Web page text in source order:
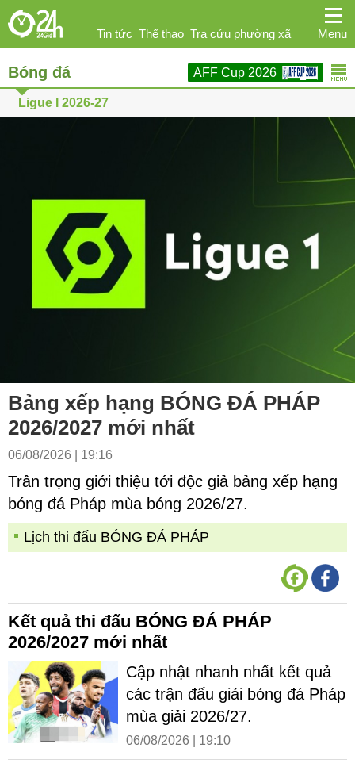
Menu
Tin tức Thể thao Tra cứu phường xã
Kinh doanh Giải trí
Bóng đá AFF Cup 2026
Ligue I 2026-27
Bảng xếp hạng BÓNG ĐÁ PHÁP
2026/2027 mới nhất
06/08/2026 | 19:16
Trân trọng giới thiệu tới độc giả bảng xếp hạng
bóng đá Pháp mùa bóng 2026/27.
Lịch thi đấu BÓNG ĐÁ PHÁP
Kết quả thi đấu BÓNG ĐÁ PHÁP
2026/2027 mới nhất
Cập nhật nhanh nhất kết quả
các trận đấu giải bóng đá Pháp
mùa giải 2026/27.
06/08/2026 | 19:10